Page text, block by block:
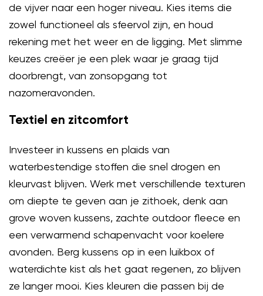
de vijver naar een hoger niveau. Kies items die
zowel functioneel als sfeervol zijn, en houd
rekening met het weer en de ligging. Met slimme
keuzes creëer je een plek waar je graag tijd
doorbrengt, van zonsopgang tot
nazomeravonden.
Textiel en zitcomfort
Investeer in kussens en plaids van
waterbestendige stoffen die snel drogen en
kleurvast blijven. Werk met verschillende texturen
om diepte te geven aan je zithoek, denk aan
grove woven kussens, zachte outdoor fleece en
een verwarmend schapenvacht voor koelere
avonden. Berg kussens op in een luikbox of
waterdichte kist als het gaat regenen, zo blijven
ze langer mooi. Kies kleuren die passen bij de